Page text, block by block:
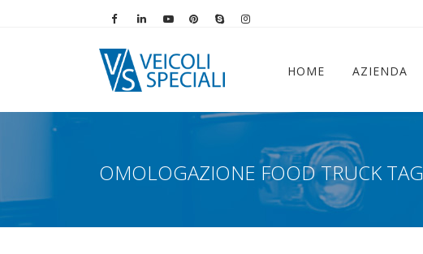
Vai alla pagina Facebook
Vai al profilo LinkedIn
Vai al canale YouTube
Vai al profilo Pinterest
Chiama su Skype
Vai al profilo Instagram
HOME AZIENDA
OMOLOGAZIONE FOOD TRUCK TAG